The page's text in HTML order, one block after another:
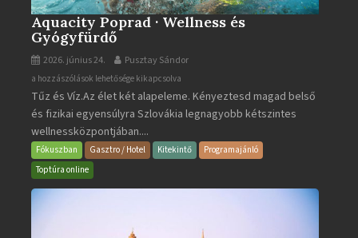
Aquacity Poprad · Wellness és
Gyógyfürdő
2026. június 24. Pusztay Sándor
Aquacity
Poprad
·
Wellness
és
Gyógyfürdő
a hozzászólások lehetősége kikapcsolva
Tűz és Víz.Az élet két alapeleme. Kényeztesd magad belső
és fizikai egyensúlyra Szlovákia legnagyobb kétszintes
wellnessközpontjában....
Fókuszban Gasztro / Hotel Kitekintő
Programajánló
Toptúra online